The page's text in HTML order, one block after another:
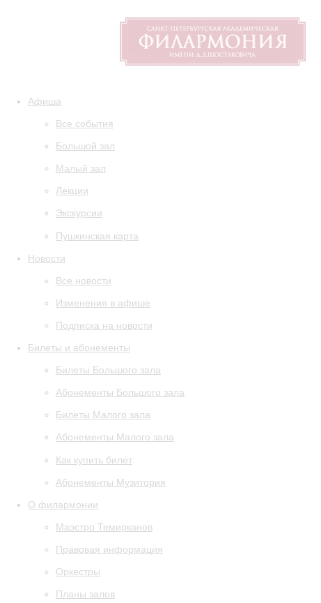
Афиша
Все события
Большой зал
Малый зал
Лекции
Экскурсии
Пушкинская карта
Новости
Все новости
Изменения в афише
Подписка на новости
Билеты и абонементы
Билеты Большого зала
Абонементы Большого зала
Билеты Малого зала
Абонементы Малого зала
Как купить билет
Абонементы Музитория
О филармонии
Маэстро Темирканов
Правовая информация
Оркестры
Планы залов